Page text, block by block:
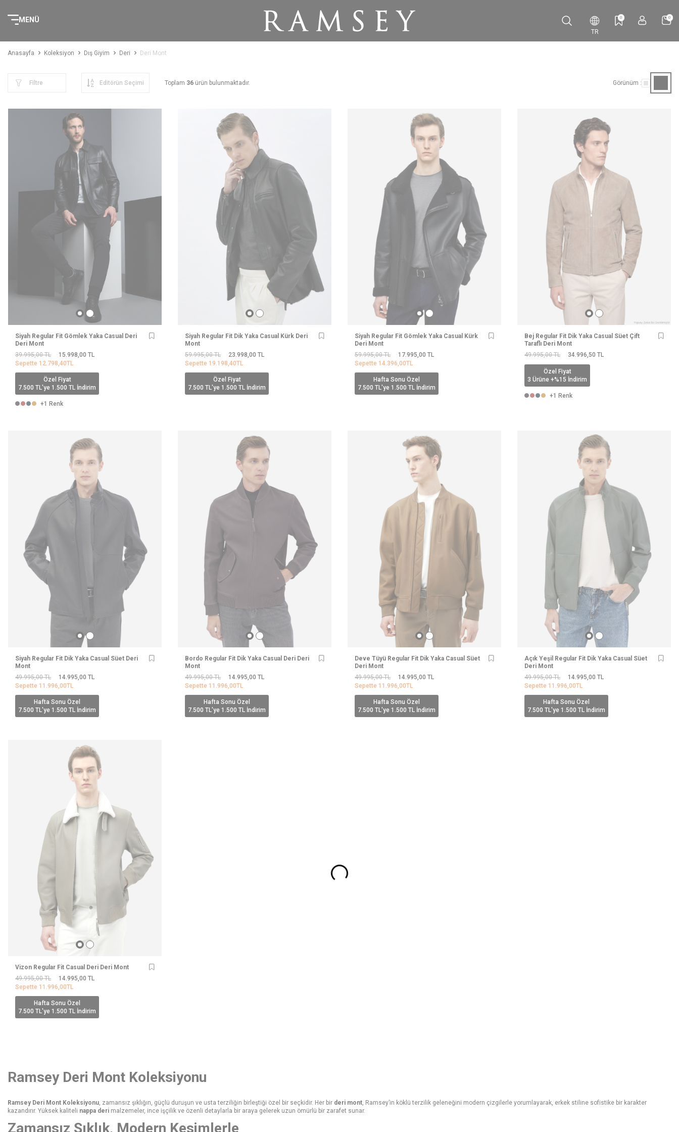
MENÜ
TR
0 0
Anasayfa Koleksiyon Dış Giyim Deri Deri Mont
Filtre Toplam 36 ürün bulunmaktadır. Görünüm :
Siyah Regular Fit Gömlek Yaka Casual Deri
Deri Mont
39.995,00TL 15.998,00 TL
Sepette 12.798,40TL
Özel Fiyat
7.500 TL'ye 1.500 TL İndirim
+1 Renk
Siyah Regular Fit Dik Yaka Casual Kürk Deri
Mont
59.995,00TL 23.998,00 TL
Sepette 19.198,40TL
Özel Fiyat
7.500 TL'ye 1.500 TL İndirim
Siyah Regular Fit Gömlek Yaka Casual Kürk
Deri Mont
59.995,00TL 17.995,00 TL
Sepette 14.396,00TL
Hafta Sonu Özel
7.500 TL'ye 1.500 TL İndirim
Bej Regular Fit Dik Yaka Casual Süet Çift
Taraflı Deri Mont
49.995,00TL 34.996,50 TL
Özel Fiyat
3 Ürüne +%15 İndirim
+1 Renk
Siyah Regular Fit Dik Yaka Casual Süet Deri
Mont
49.995,00TL 14.995,00 TL
Sepette 11.996,00TL
Hafta Sonu Özel
7.500 TL'ye 1.500 TL İndirim
Bordo Regular Fit Dik Yaka Casual Deri Deri
Mont
49.995,00TL 14.995,00 TL
Sepette 11.996,00TL
Hafta Sonu Özel
7.500 TL'ye 1.500 TL İndirim
Deve Tüyü Regular Fit Dik Yaka Casual Süet
Deri Mont
49.995,00TL 14.995,00 TL
Sepette 11.996,00TL
Hafta Sonu Özel
7.500 TL'ye 1.500 TL İndirim
Açık Yeşil Regular Fit Dik Yaka Casual Süet
Deri Mont
49.995,00TL 14.995,00 TL
Sepette 11.996,00TL
Hafta Sonu Özel
7.500 TL'ye 1.500 TL İndirim
Vizon Regular Fit Casual Deri Deri Mont
49.995,00TL 14.995,00 TL
Sepette 11.996,00TL
Hafta Sonu Özel
7.500 TL'ye 1.500 TL İndirim
Ramsey Deri Mont Koleksiyonu
Ramsey Deri Mont Koleksiyonu, zamansız şıklığın, güçlü duruşun ve usta terziliğin birleştiği özel bir seçkidir. Her bir deri mont, Ramsey’in köklü terzilik geleneğini modern çizgilerle yorumlayarak, erkek stiline sofistike bir karakter
kazandırır. Yüksek kaliteli nappa deri malzemeler, ince işçilik ve özenli detaylarla bir araya gelerek uzun ömürlü bir zarafet sunar.
Zamansız Şıklık, Modern Kesimlerle